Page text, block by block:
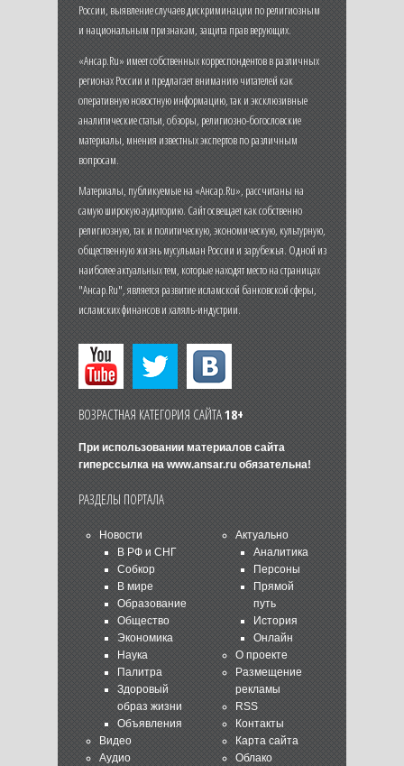
России, выявление случаев дискриминации по религиозным
и национальным признакам, защита прав верующих.
«Ансар.Ru» имеет собственных корреспондентов в различных
регионах России и предлагает вниманию читателей как
оперативную новостную информацию, так и эксклюзивные
аналитические статьи, обзоры, религиозно-богословские
материалы, мнения известных экспертов по различным
вопросам.
Материалы, публикуемые на «Ансар.Ru», рассчитаны на
самую широкую аудиторию. Сайт освещает как собственно
религиозную, так и политическую, экономическую, культурную,
общественную жизнь мусульман России и зарубежья. Одной из
наиболее актуальных тем, которые находят место на страницах
"Ансар.Ru", является развитие исламской банковской сферы,
исламских финансов и халяль-индустрии.
ВОЗРАСТНАЯ КАТЕГОРИЯ САЙТА18+
При использовании материалов сайта
гиперссылка на www.ansar.ruобязательна!
РАЗДЕЛЫ ПОРТАЛА
Новости
В РФ и СНГ
Собкор
В мире
Образование
Общество
Экономика
Наука
Палитра
Здоровый
образ жизни
Объявления
Видео
Аудио
Актуально
Аналитика
Персоны
Прямой
путь
История
Онлайн
О проекте
Размещение
рекламы
RSS
Контакты
Карта сайта
Облако